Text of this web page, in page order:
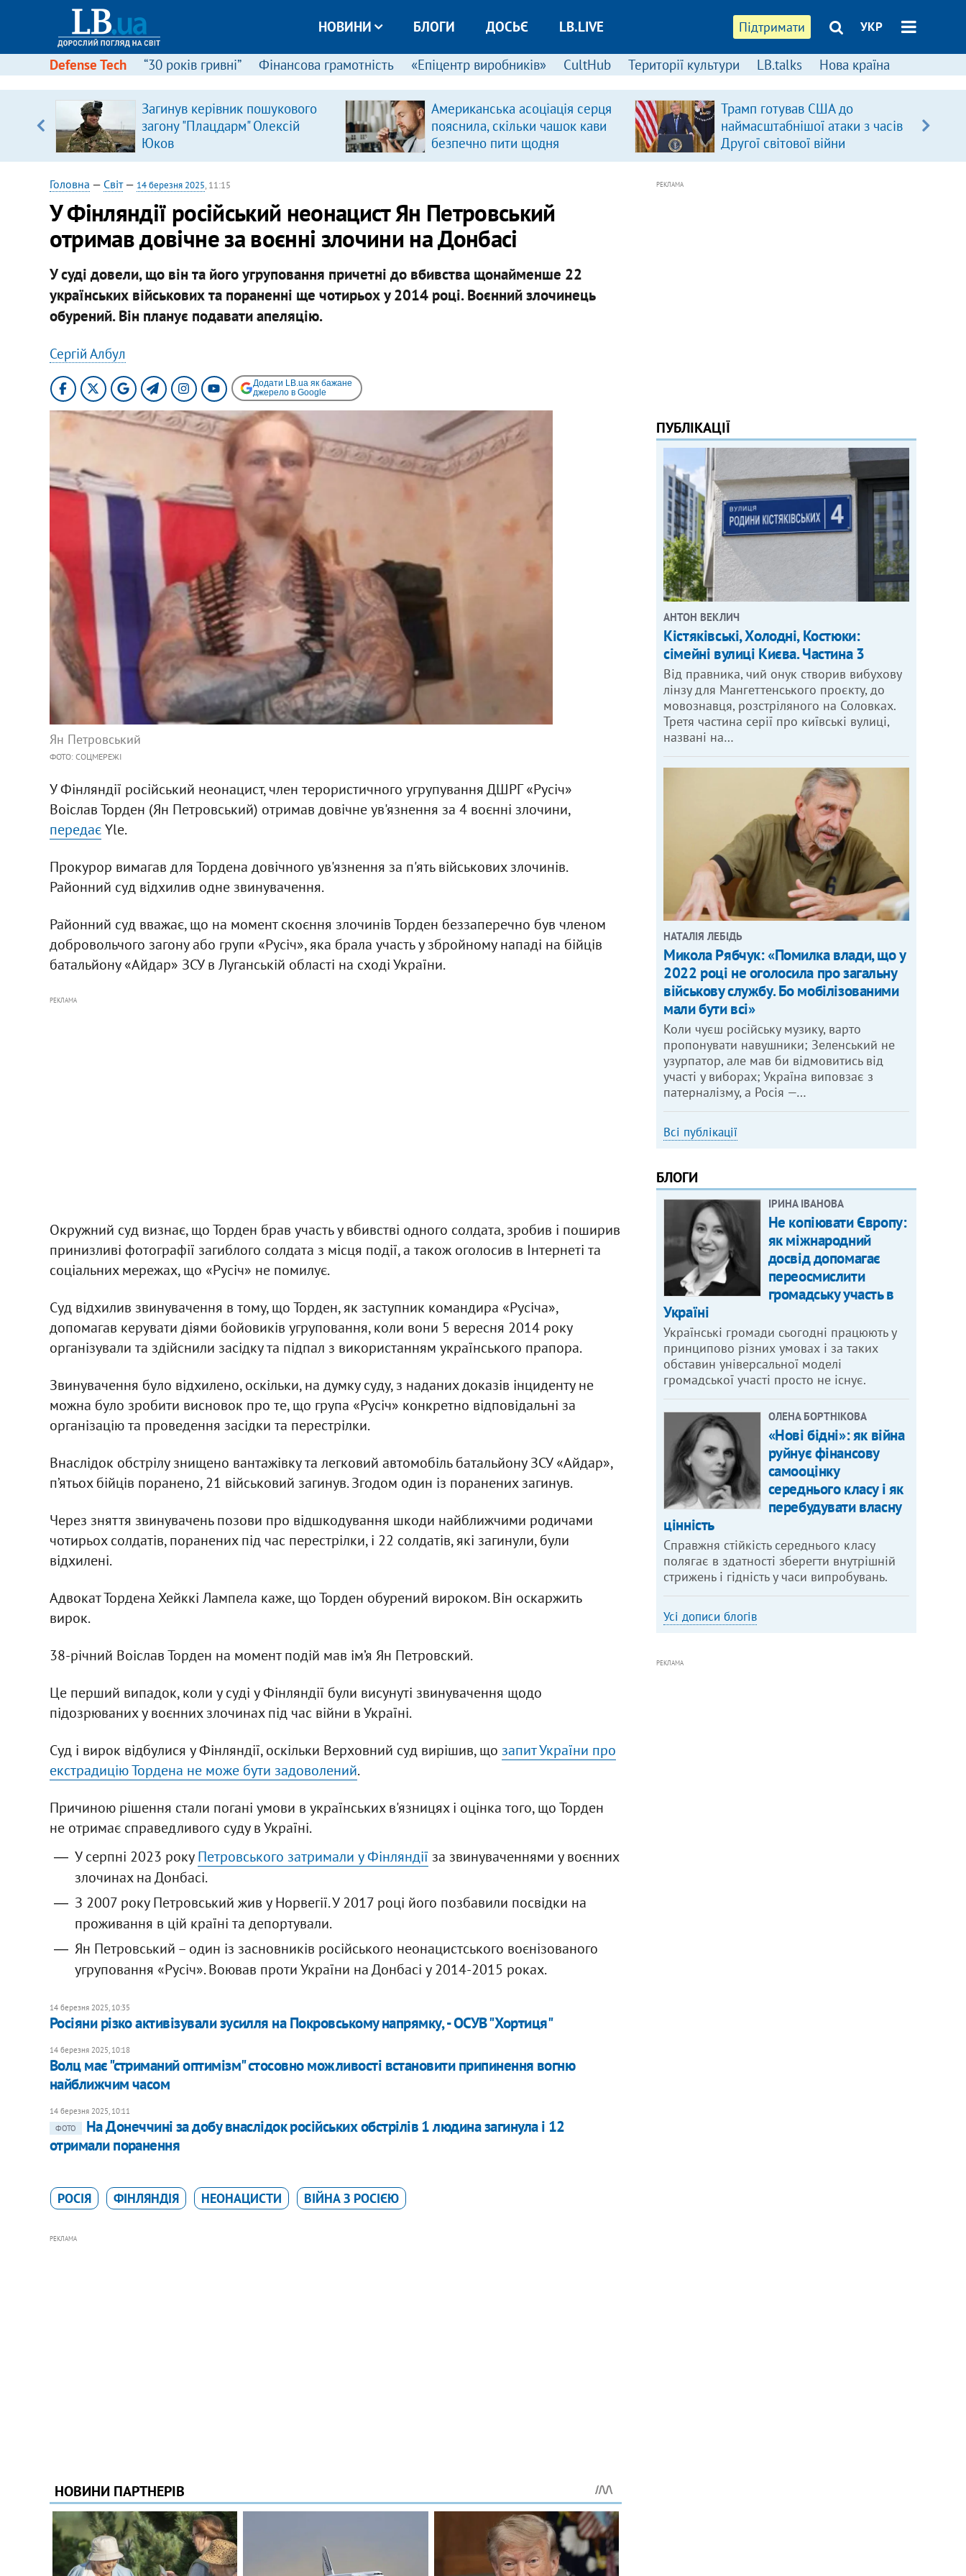
Підтримати УКР
НОВИНИ БЛОГИ ДОСЬЄ LB.LIVE
Defense Tech “30 років гривні” Фінансова грамотність «Епіцентр виробників» CultHub Території культури LB.talks Нова країна
Загинув керівник пошукового
загону "Плацдарм" Олексій
Юков
Американська асоціація серця
пояснила, скільки чашок кави
безпечно пити щодня
Трамп готував США до
наймасштабнішої атаки з часів
Другої світової війни
Головна — Світ— 14 березня 2025, 11:15
У Фінляндії російський неонацист Ян Петровський
отримав довічне за воєнні злочини на Донбасі
У суді довели, що він та його угруповання причетні до вбивства щонайменше 22
українських військових та пораненні ще чотирьох у 2014 році. Воєнний злочинець
обурений. Він планує подавати апеляцію.
Сергій Албул
Додати LB.ua як бажане
джерело в Google
Ян Петровський
ФОТО: СОЦМЕРЕЖІ
У Фінляндії російський неонацист, член терористичного угрупування ДШРГ «Русіч»
Воіслав Торден (Ян Петровський) отримав довічне ув'язнення за 4 воєнні злочини,
передаєYle.
Прокурор вимагав для Тордена довічного ув'язнення за п'ять військових злочинів.
Районний суд відхилив одне звинувачення.
Районний суд вважає, що на момент скоєння злочинів Торден беззаперечно був членом
добровольчого загону або групи «Русіч», яка брала участь у збройному нападі на бійців
батальйону «Айдар» ЗСУ в Луганській області на сході України.
РЕКЛАМА
Окружний суд визнає, що Торден брав участь у вбивстві одного солдата, зробив і поширив
принизливі фотографії загиблого солдата з місця події, а також оголосив в Інтернеті та
соціальних мережах, що «Русіч» не помилує.
Суд відхилив звинувачення в тому, що Торден, як заступник командира «Русіча»,
допомагав керувати діями бойовиків угруповання, коли вони 5 вересня 2014 року
організували та здійснили засідку та підпал з використанням українського прапора.
Звинувачення було відхилено, оскільки, на думку суду, з наданих доказів інциденту не
можна було зробити висновок про те, що група «Русіч» конкретно відповідальні за
організацію та проведення засідки та перестрілки.
Внаслідок обстрілу знищено вантажівку та легковий автомобіль батальйону ЗСУ «Айдар»,
п’ятьох бійців поранено, 21 військовий загинув. Згодом один із поранених загинув.
Через зняття звинувачень позови про відшкодування шкоди найближчими родичами
чотирьох солдатів, поранених під час перестрілки, і 22 солдатів, які загинули, були
відхилені.
Адвокат Тордена Хейккі Лампела каже, що Торден обурений вироком. Він оскаржить
вирок.
38-річний Воіслав Торден на момент подій мав ім’я Ян Петровский.
Це перший випадок, коли у суді у Фінляндії були висунуті звинувачення щодо
підозрюваних у воєнних злочинах під час війни в Україні.
Суд і вирок відбулися у Фінляндії, оскільки Верховний суд вирішив, що запит України про
екстрадицію Тордена не може бути задоволений.
Причиною рішення стали погані умови в українських в'язницях і оцінка того, що Торден
не отримає справедливого суду в Україні.
У серпні 2023 рокуПетровського затримали у Фінляндії за звинуваченнями у воєнних
злочинах на Донбасі.
З 2007 року Петровський жив у Норвегії. У 2017 році його позбавили посвідки на
проживання в цій країні та депортували.
Ян Петровський – один із засновників російського неонацистського воєнізованого
угруповання «Русіч». Воював проти України на Донбасі у 2014-2015 роках.
14 березня 2025, 10:35
Росіяни різко активізували зусилля ​на Покровському напрямку, - ОСУВ "Хортиця"
14 березня 2025, 10:18
Волц має "стриманий оптимізм" стосовно можливості встановити припинення вогню
найближчим часом
14 березня 2025, 10:11
ФОТО
На Донеччині за добу внаслідок російських обстрілів 1 людина загинула і 12
отримали поранення
РОСІЯ ФІНЛЯНДІЯ НЕОНАЦИСТИ ВІЙНА З РОСІЄЮ
РЕКЛАМА
РЕКЛАМА
ПУБЛІКАЦІЇ
АНТОН ВЕКЛИЧ
Кістяківські, Холодні, Костюки:
сімейні вулиці Києва. Частина 3
Від правника, чий онук створив вибухову
лінзу для Мангеттенського проєкту, до
мовознавця, розстріляного на Соловках.
Третя частина серії про київські вулиці,
названі на…
НАТАЛІЯ ЛЕБІДЬ
Микола Рябчук: «Помилка влади, що у
2022 році не оголосила про загальну
військову службу. Бо мобілізованими
мали бути всі»
Коли чуєш російську музику, варто
пропонувати навушники; Зеленський не
узурпатор, але мав би відмовитись від
участі у виборах; Україна виповзає з
патерналізму, а Росія —…
Всі публікації
БЛОГИ
ІРИНА ІВАНОВА
Не копіювати Європу:
як міжнародний
досвід допомагає
переосмислити
громадську участь в
Україні
Українські громади сьогодні працюють у
принципово різних умовах і за таких
обставин універсальної моделі
громадської участі просто не існує.
ОЛЕНА БОРТНІКОВА
«Нові бідні»: як війна
руйнує фінансову
самооцінку
середнього класу і як
перебудувати власну
цінність
Справжня стійкість середнього класу
полягає в здатності зберегти внутрішній
стрижень і гідність у часи випробувань.
Усі дописи блогів
РЕКЛАМА